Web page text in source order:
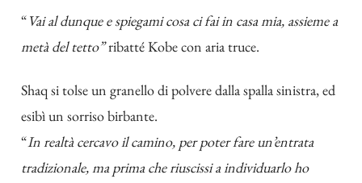
“Vai al dunque e spiegami cosa ci fai in casa mia, assieme a
metà del tetto”ribatté Kobe con aria truce.
Shaq si tolse un granello di polvere dalla spalla sinistra, ed
esibì un sorriso birbante.
“In realtà cercavo il camino, per poter fare un’entrata
tradizionale, ma prima che riuscissi a individuarlo ho